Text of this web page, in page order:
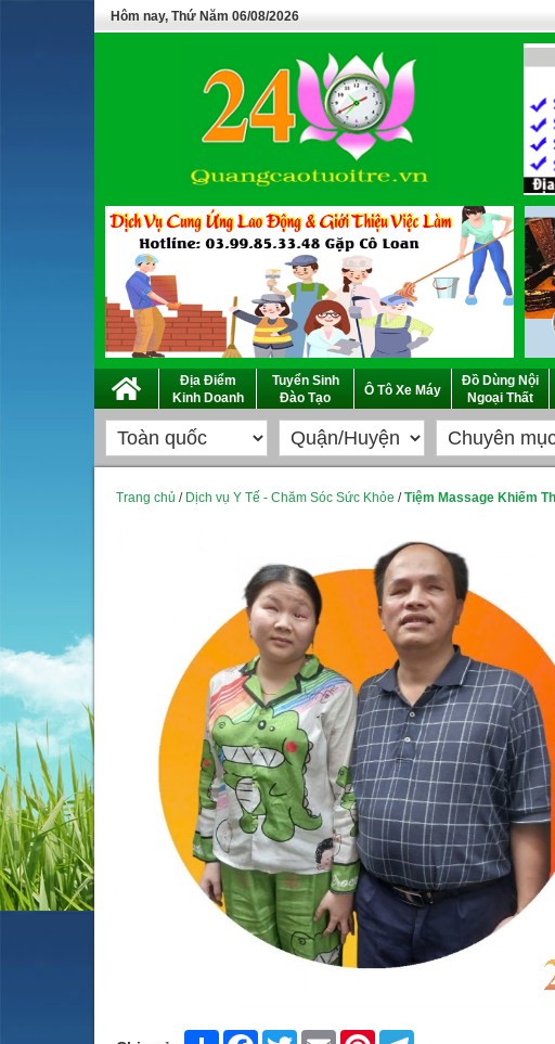
Hôm nay, Thứ Năm 06/08/2026
Địa Điểm
Kinh Doanh
Tuyển Sinh
Đào Tạo
Ô Tô Xe Máy
Đồ Dùng Nội
Ngoại Thất
Trang chủ / Dịch vụ Y Tế - Chăm Sóc Sức Khỏe /Tiệm Massage Khiếm
Share FacebookTwitter Email Pinterest